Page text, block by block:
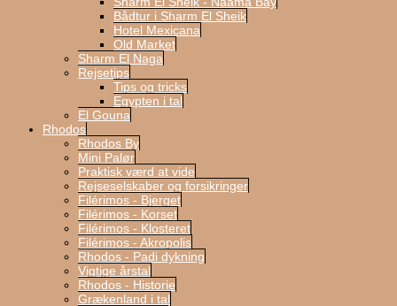
Bådtur i Sharm El Sheik
Hotel Mexicana
Old Market
Sharm El Naga
Rejsetips
Tips og tricks
Egypten i tal
El Gouna
Rhodos
Rhodos By
Mini Palør
Praktisk værd at vide
Rejseselskaber og forsikringer
Filérimos - Bjerget
Filérimos - Korset
Filérimos - Klosteret
Filérimos - Akropolis
Rhodos - Padi dykning
Vigtige årstal
Rhodos - Historie
Grækenland i tal